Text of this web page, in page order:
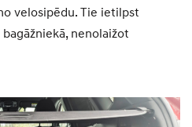
velosipēdu. Tie ietilpst
nenolaižot